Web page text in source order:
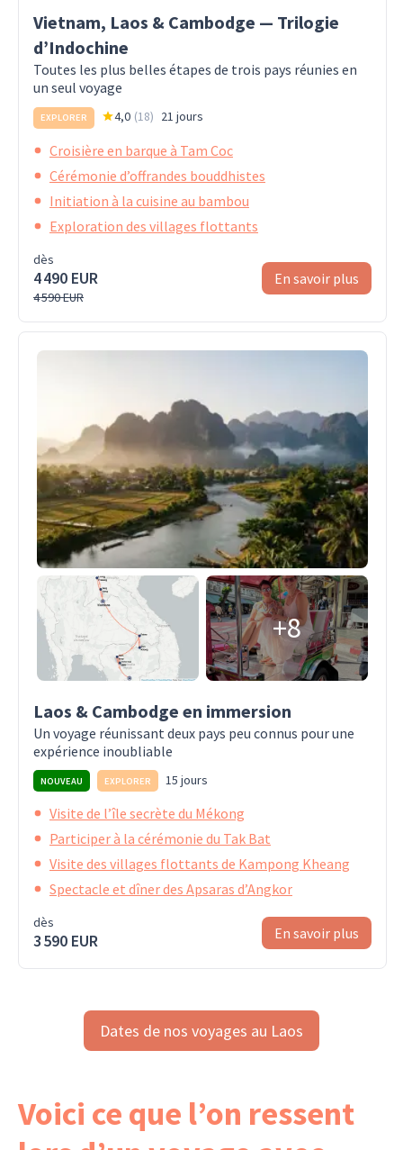
Vietnam, Laos & Cambodge — Trilogie
d’Indochine
Toutes les plus belles étapes de trois pays réunies en
un seul voyage
EXPLORER 4,0 (18) 21 jours
Croisière en barque à Tam Coc
Cérémonie d’offrandes bouddhistes
Initiation à la cuisine au bambou
Exploration des villages flottants
dès
4 490 EUR
4 590 EUR
En savoir plus
+8
Laos & Cambodge en immersion
Un voyage réunissant deux pays peu connus pour une
expérience inoubliable
NOUVEAU EXPLORER 15 jours
Visite de l’île secrète du Mékong
Participer à la cérémonie du Tak Bat
Visite des villages flottants de Kampong Kheang
Spectacle et dîner des Apsaras d’Angkor
dès
3 590 EUR En savoir plus
Dates de nos voyages au Laos
Voici ce que l’on ressent